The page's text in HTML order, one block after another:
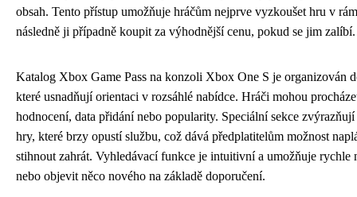
obsah. Tento přístup umožňuje hráčům nejprve vyzkoušet hru v
následně ji případně koupit za výhodnější cenu, pokud se jim zalíbí.
Katalog Xbox Game Pass na konzoli Xbox One S je organizován
které usnadňují orientaci v rozsáhlé nabídce. Hráči mohou
hodnocení, data přidání nebo popularity. Speciální sekce zvýrazňují
hry, které brzy opustí službu, což dává předplatitelům možnost
stihnout zahrát. Vyhledávací funkce je intuitivní a umožňuje
nebo objevit něco nového na základě doporučení.